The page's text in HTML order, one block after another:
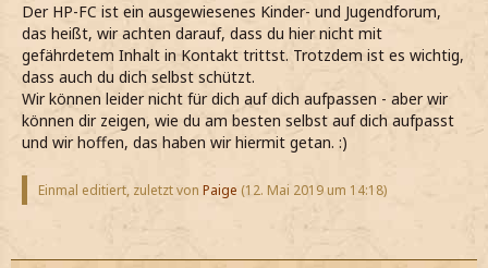
Der HP-FC ist ein ausgewiesenes Kinder- und Jugendforum,
das heißt, wir achten darauf, dass du hier nicht mit
gefährdetem Inhalt in Kontakt trittst. Trotzdem ist es wichtig,
dass auch du dich selbst schützt.
Wir können leider nicht für dich auf dich aufpassen - aber wir
können dir zeigen, wie du am besten selbst auf dich aufpasst
und wir hoffen, das haben wir hiermit getan. :)
Einmal editiert, zuletzt von Paige (12. Mai 2019 um 14:18)